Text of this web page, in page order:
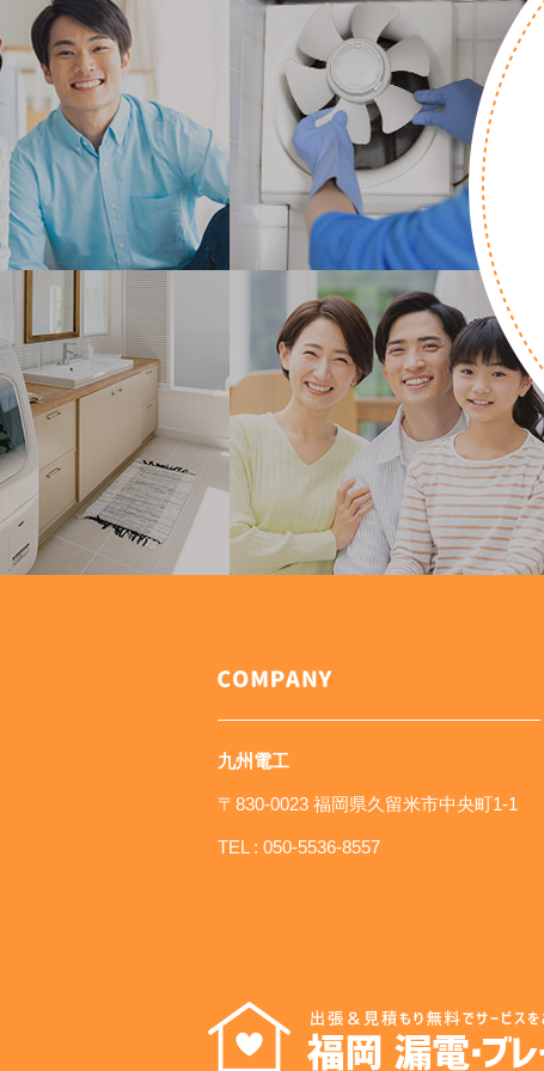
九州電工
〒830-0023 福岡県久留米市中央町1-1
TEL : 050-5536-8557